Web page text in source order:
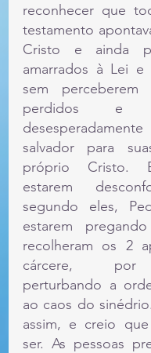
reconhecer que
testamento
Cristo e ainda
amarrados à Lei e
sem perceberem
perdidos e
salvador para
próprio Cristo.
estarem
segundo eles,
estarem pregando
recolheram os 2
cárcere, por
perturbando a
ao caos do
assim, e creio
ser. As pessoas